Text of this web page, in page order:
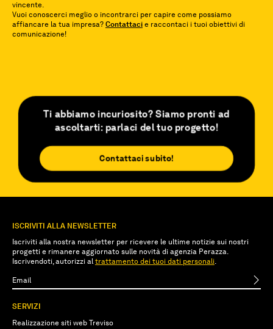
vincente.
Vuoi conoscerci meglio o incontrarci per capire come possiamo
affiancare la tua impresa? Contattaci e raccontaci i tuoi obiettivi di
comunicazione!
Ti abbiamo incuriosito? Siamo pronti ad
ascoltarti: parlaci del tuo progetto!
Contattaci subito!
ISCRIVITI ALLA NEWSLETTER
Iscriviti alla nostra newsletter per ricevere le ultime notizie sui nostri
progetti e rimanere aggiornato sulle novità di agenzia Perazza.
Iscrivendoti, autorizzi al trattamento dei tuoi dati personali.
SERVIZI
Realizzazione siti web Treviso